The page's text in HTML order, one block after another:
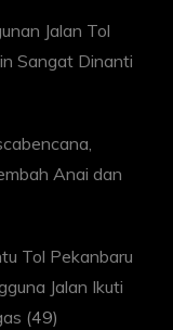
Jalan Tol
Sangat Dinanti
Anai dan
Tol Pekanbaru
Jalan Ikuti
(49)